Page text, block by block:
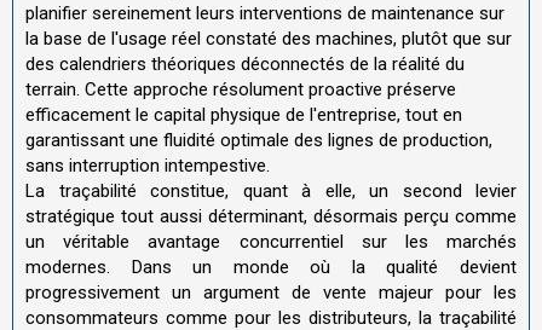
planifier sereinement leurs interventions de maintenance sur
la base de l'usage réel constaté des machines, plutôt que sur
des calendriers théoriques déconnectés de la réalité du
terrain. Cette approche résolument proactive préserve
efficacement le capital physique de l'entreprise, tout en
garantissant une fluidité optimale des lignes de production,
sans interruption intempestive.
La traçabilité constitue, quant à elle, un second levier
stratégique tout aussi déterminant, désormais perçu comme
un véritable avantage concurrentiel sur les marchés
modernes. Dans un monde où la qualité devient
progressivement un argument de vente majeur pour les
consommateurs comme pour les distributeurs, la traçabilité